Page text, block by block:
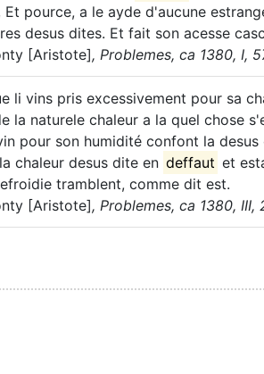
pource, a le ayde d'aucune
desus dites. Et fait son acesse
[Aristote], Problemes, ca 1380, I,
li vins pris excessivement pour sa
la naturele chaleur a la quel chose
pour son humidité confont la
chaleur desus dite en deffaut et
tramblent, comme dit est.
[Aristote], Problemes, ca 1380, III,